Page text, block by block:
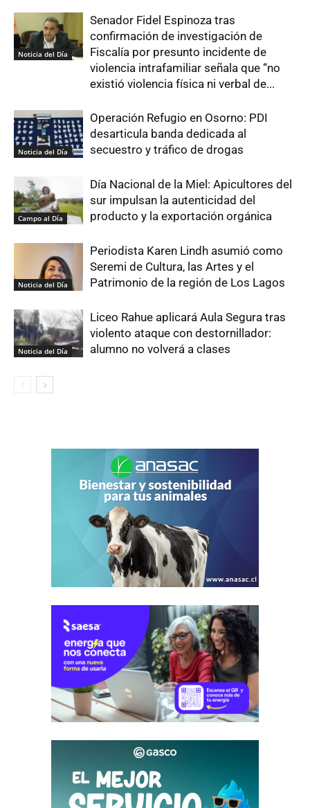
Noticia del Día
Senador Fidel Espinoza tras
confirmación de investigación de
Fiscalía por presunto incidente de
violencia intrafamiliar señala que “no
existió violencia física ni verbal de...
Noticia del Día
Operación Refugio en Osorno: PDI
desarticula banda dedicada al
secuestro y tráfico de drogas
Campo al Día
Día Nacional de la Miel: Apicultores del
sur impulsan la autenticidad del
producto y la exportación orgánica
Noticia del Día
Periodista Karen Lindh asumió como
Seremi de Cultura, las Artes y el
Patrimonio de la región de Los Lagos
Noticia del Día
Liceo Rahue aplicará Aula Segura tras
violento ataque con destornillador:
alumno no volverá a clases